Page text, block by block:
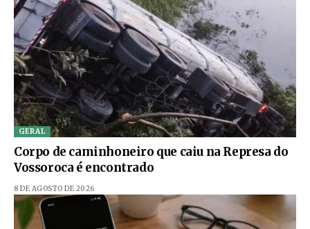
GERAL
Corpo de caminhoneiro que caiu na Represa do
Vossoroca é encontrado
8 DE AGOSTO DE 2026